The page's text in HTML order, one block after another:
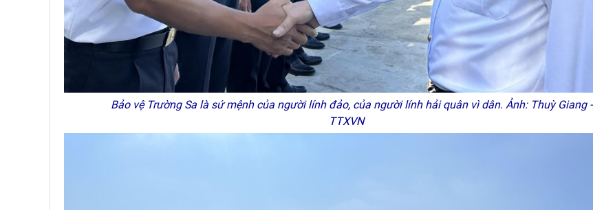
Bảo vệ Trường Sa là sứ mệnh của người lính đảo, của người lính hải quân vì dân. Ảnh: Thuỳ Giang -
TTXVN